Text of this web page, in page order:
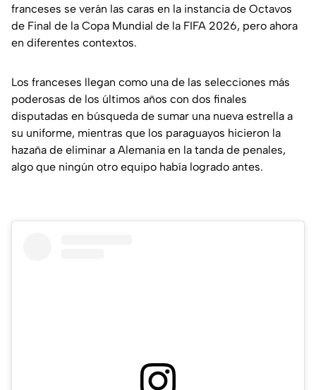
franceses se verán las caras en la instancia de Octavos
de Final de la Copa Mundial de la FIFA 2026, pero ahora
en diferentes contextos.
Los franceses llegan como una de las selecciones más
poderosas de los últimos años con dos finales
disputadas en búsqueda de sumar una nueva estrella a
su uniforme, mientras que los paraguayos hicieron la
hazaña de eliminar a Alemania en la tanda de penales,
algo que ningún otro equipo había logrado antes.